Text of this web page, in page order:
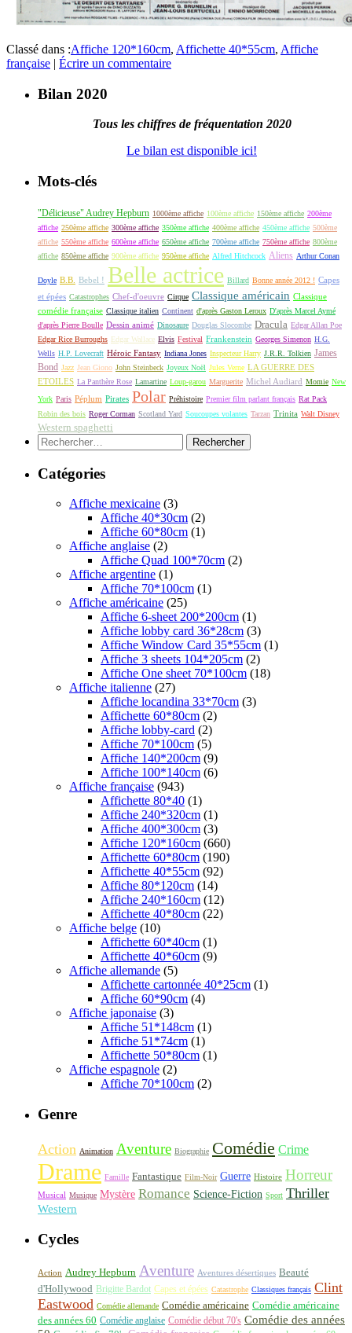
Classé dans :Affiche 120*160cm, Affichette 40*55cm, Affiche
française | Écrire un commentaire
Bilan 2020
Tous les chiffres de fréquentation 2020
Le bilan est disponible ici!
Mots-clés
"Délicieuse" Audrey Hepburn 1000ème affiche 100ème affiche 150ème affiche 200ème
affiche 250ème affiche 300ème affiche 350ème affiche 400ème affiche 450ème affiche 500ème
affiche 550ème affiche 600ème affiche 650ème affiche 700ème affiche 750ème affiche 800ème
affiche 850ème affiche 900ème affiche 950ème affiche Alfred Hitchcock Aliens Arthur Conan
Doyle B.B. Bebel ! Belle actrice Billard Bonne année 2012 ! Capes
et épées Catastrophes Chef-d'oeuvre Cirque Classique américain Classique
comédie française Classique italien Continent d'après Gaston Leroux D'après Marcel Aymé
d'après Pierre Boulle Dessin animé Dinosaure Douglas Slocombe Dracula Edgar Allan Poe
Edgar Rice Burroughs Edgar Wallace Elvis Festival Frankenstein Georges Simenon H.G.
Wells H.P. Lovecraft Héroic Fantasy Indiana Jones Inspecteur Harry J.R.R. Tolkien James
Bond Jazz Jean Giono John Steinbeck Joyeux Noël Jules Verne LA GUERRE DES
ETOILES La Panthère Rose Lamartine Loup-garou Marguerite Michel Audiard Momie New
York Paris Péplum Pirates Polar Préhistoire Premier film parlant français Rat Pack
Robin des bois Roger Corman Scotland Yard Soucoupes volantes Tarzan Trinita Walt Disney
Western spaghetti
Rechercher :
Catégories
Affiche mexicaine (3)
Affiche 40*30cm (2)
Affiche 60*80cm (1)
Affiche anglaise (2)
Affiche Quad 100*70cm (2)
Affiche argentine (1)
Affiche 70*100cm (1)
Affiche américaine (25)
Affiche 6-sheet 200*200cm (1)
Affiche lobby card 36*28cm (3)
Affiche Window Card 35*55cm (1)
Affiche 3 sheets 104*205cm (2)
Affiche One sheet 70*100cm (18)
Affiche italienne (27)
Affiche locandina 33*70cm (3)
Affichette 60*80cm (2)
Affiche lobby-card (2)
Affiche 70*100cm (5)
Affiche 140*200cm (9)
Affiche 100*140cm (6)
Affiche française (943)
Affichette 80*40 (1)
Affiche 240*320cm (1)
Affiche 400*300cm (3)
Affiche 120*160cm (660)
Affichette 60*80cm (190)
Affichette 40*55cm (92)
Affiche 80*120cm (14)
Affiche 240*160cm (12)
Affichette 40*80cm (22)
Affiche belge (10)
Affichette 60*40cm (1)
Affichette 40*60cm (9)
Affiche allemande (5)
Affichette cartonnée 40*25cm (1)
Affiche 60*90cm (4)
Affiche japonaise (3)
Affiche 51*148cm (1)
Affiche 51*74cm (1)
Affichette 50*80cm (1)
Affiche espagnole (2)
Affiche 70*100cm (2)
Genre
Action Animation Aventure Biographie Comédie Crime
Drame Famille Fantastique Film-Noir Guerre Histoire Horreur
Musical Musique Mystère Romance Science-Fiction Sport Thriller
Western
Cycles
Action Audrey Hepburn Aventure Aventures désertiques Beauté
d'Hollywood Brigitte Bardot Capes et épées Catastrophe Classiques français Clint
Eastwood Comédie allemande Comédie américaine Comédie américaine
des années 60 Comédie anglaise Comédie début 70's Comédie des années